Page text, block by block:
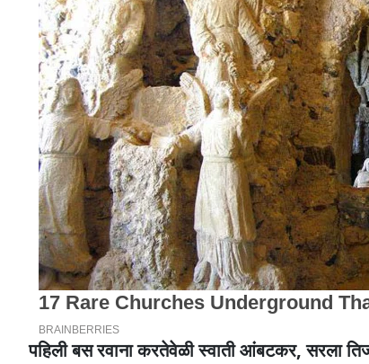
पहिली बस रवाना करतेवेळी स्वाती आंबटकर, सरला